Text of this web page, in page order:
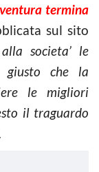
termina
sul sito
societa’ le
giusto che la
le migliori
il traguardo